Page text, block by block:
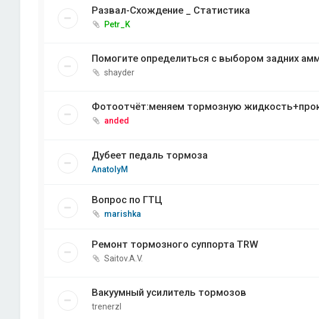
Развал-Схождение _ Статистика
Petr_K
Помогите определиться с выбором задних
shayder
Фотоотчёт:меняем тормозную
anded
Дубеет педаль тормоза
AnatolyM
Вопрос по ГТЦ
marishka
Ремонт тормозного суппорта TRW
Saitov.A.V.
Вакуумный усилитель тормозов
trenerzl